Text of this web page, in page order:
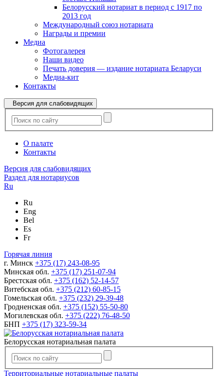
Белорусский нотариат в период с 1917 по
2013 год
Международный союз нотариата
Награды и премии
Медиа
Фотогалерея
Наши видео
Печать доверия — издание нотариата Беларуси
Медиа-кит
Контакты
Версия для слабовидящих
О палате
Контакты
Версия для слабовидящих
Раздел для нотариусов
Ru
Ru
Eng
Bel
Es
Fr
Горячая линия
г. Минск +375 (17) 243-08-95
Минская обл. +375 (17) 251-07-94
Брестская обл. +375 (162) 52-14-57
Витебская обл. +375 (212) 60-85-15
Гомельская обл. +375 (232) 29-39-48
Гродненская обл. +375 (152) 55-50-80
Могилевская обл. +375 (222) 76-48-50
БНП +375 (17) 323-59-34
Белорусская нотариальная палата
Территориальные нотариальные палаты